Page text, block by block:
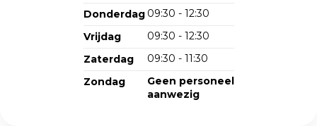
Donderdag 09:30 - 12:30
Vrijdag
09:30 - 12:30
Zaterdag
09:30 - 11:30
Zondag
Geen personeel
aanwezig